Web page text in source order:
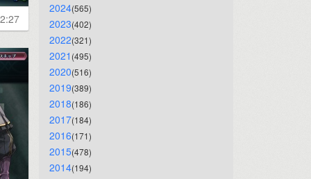
2024(565)
2023(402)
2022(321)
2021 (495)
2020(516)
2019(389)
2018(186)
2017(184)
2016(171)
2015(478)
2014(194)